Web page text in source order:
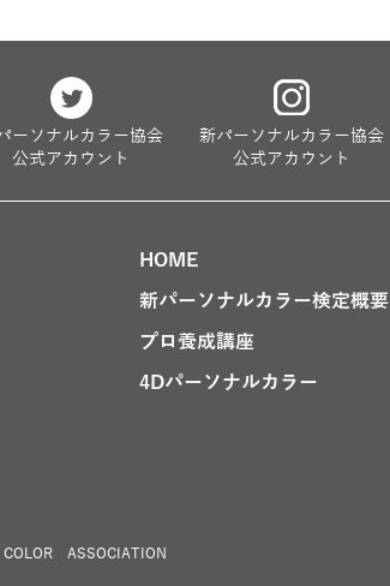
ーソナルカラー協会
公式アカウント
新パーソナルカラー協会
公式アカウント
HOME
新パーソナルカラー検定概要
プロ養成講座
4Dパーソナルカラー
ASSOCIATION